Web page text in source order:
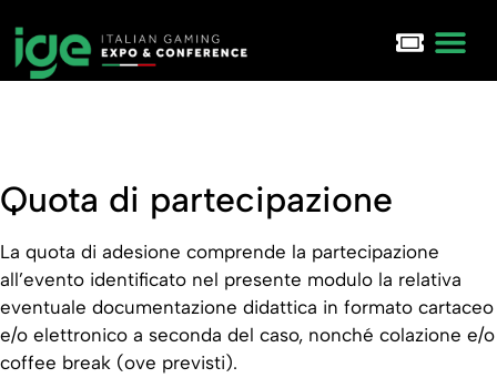
Quota di partecipazione
La quota di adesione comprende la partecipazione
all’evento identificato nel presente modulo la relativa
eventuale documentazione didattica in formato cartaceo
e/o elettronico a seconda del caso, nonché colazione e/o
coffee break (ove previsti).